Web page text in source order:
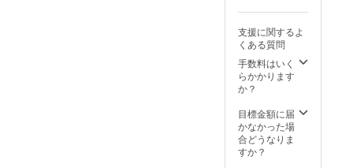
支援に関するよ
くある質問
手数料はいく
らかかります
か？
目標金額に届
かなかった場
合どうなりま
すか？